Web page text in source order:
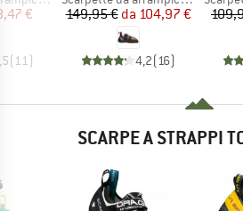
ridotto
€
(11 )
Prezzo
149,95 € Prezzo ridotto
da 104,97 €
4,2(16)
SCARPE A STRAPPI